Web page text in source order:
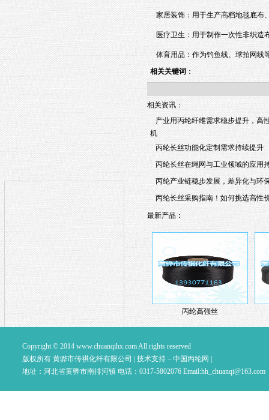
家居装饰：用于生产高档地毯底布
医疗卫生：用于制作一次性非织造
体育用品：作为钓鱼线、球拍网线
相关关键词：
相关资讯：
产业用丙纶纤维需求稳步提升，高
机
丙纶长丝功能化定制需求持续提升
丙纶长丝在绳网与工业领域的应用
丙纶产业链稳步发展，差异化与环
丙纶长丝采购指南！如何挑选高性
最新产品：
丙纶高强丝
Copyright © 2014 www.chuanqihx.comAll rights reserved
版权所有 黄骅市传祺化纤有限公司 | 技术支持－中国丙纶网
地址：河北省黄骅市南排河镇 电话：0317-5802076 Email:hh_chuanqi@163.com